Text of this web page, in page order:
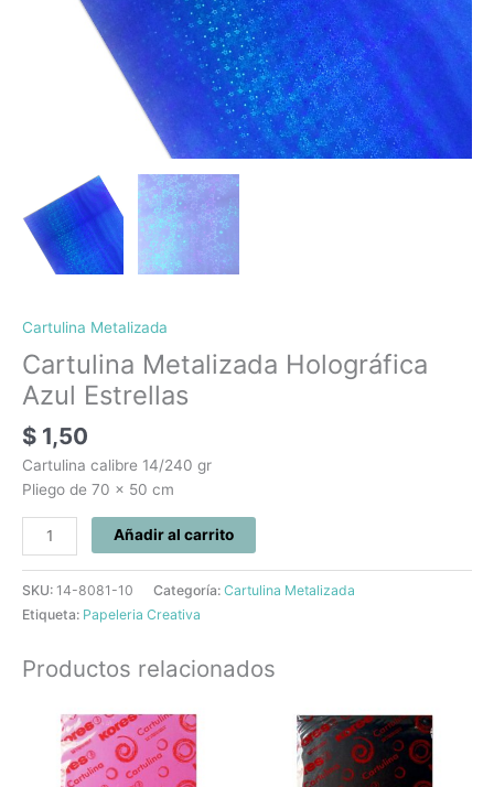
Cartulina Metalizada
Cartulina Metalizada Holográfica
Azul Estrellas
$ 1,50
Cartulina calibre 14/240 gr
Pliego de 70 x 50 cm
Añadir al carrito
SKU: 14-8081-10 Categoría: Cartulina Metalizada
Etiqueta: Papeleria Creativa
Productos relacionados